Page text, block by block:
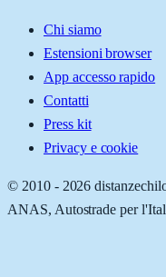
Chi siamo
Estensioni browser
App accesso rapido
Contatti
Press kit
Privacy e cookie
© 2010 - 2026
ANAS, Autostrade per